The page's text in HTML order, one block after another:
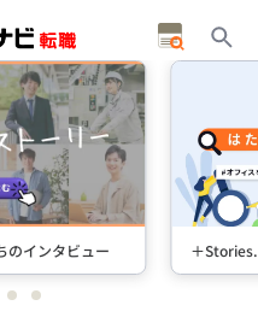
のインタビュー ＋
itemitem